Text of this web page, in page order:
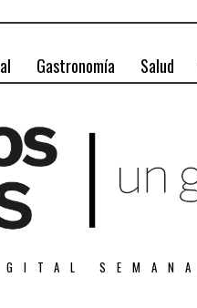
Gastronomía Salud